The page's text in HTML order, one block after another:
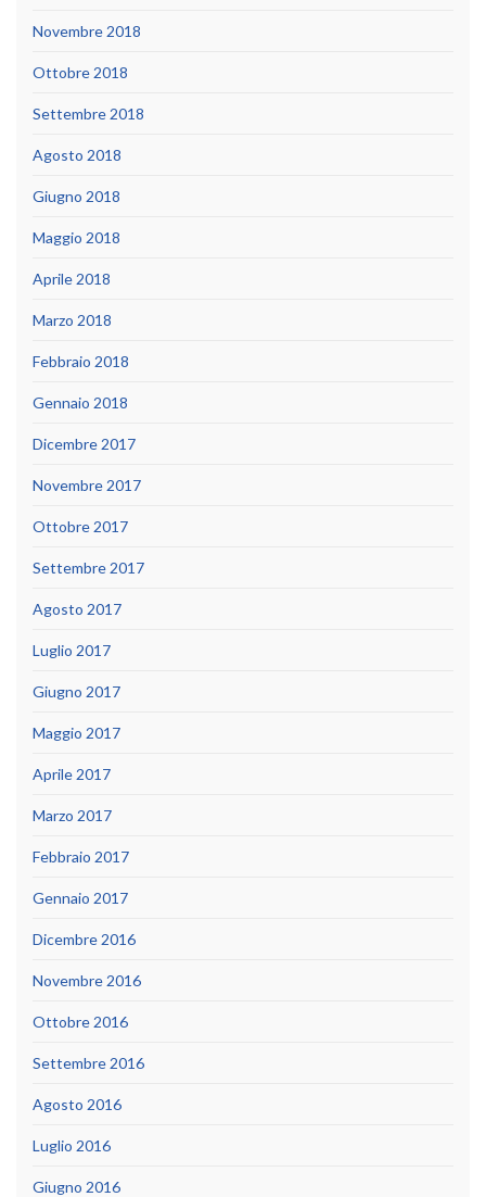
Novembre 2018
Ottobre 2018
Settembre 2018
Agosto 2018
Giugno 2018
Maggio 2018
Aprile 2018
Marzo 2018
Febbraio 2018
Gennaio 2018
Dicembre 2017
Novembre 2017
Ottobre 2017
Settembre 2017
Agosto 2017
Luglio 2017
Giugno 2017
Maggio 2017
Aprile 2017
Marzo 2017
Febbraio 2017
Gennaio 2017
Dicembre 2016
Novembre 2016
Ottobre 2016
Settembre 2016
Agosto 2016
Luglio 2016
Giugno 2016